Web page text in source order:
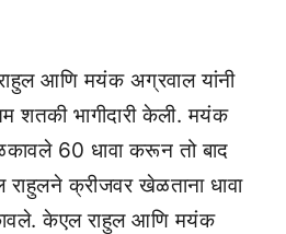
आणि मयंक अग्रवाल यांनी
शतकी भागीदारी केली. मयंक
60 धावा करून तो बाद
राहुलने क्रीजवर खेळताना धावा
केएल राहुल आणि मयंक